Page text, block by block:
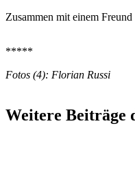
Zusammen mit einem
*****
Fotos (4): Florian Russi
Weitere Beiträge